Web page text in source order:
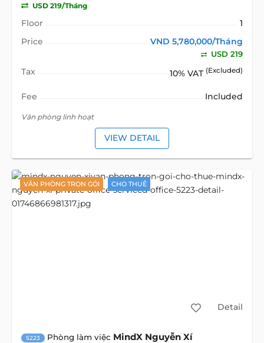
USD 219/Tháng
Floor
1
Price
VND 5,780,000/Tháng
USD 219
Tax 10% VAT (Excluded)
Fee Included
Văn phòng linh hoạt
VIEW DETAIL
VĂN PHÒNG TRỌN GÓI CHO THUÊ
Detail
5223 Phòng làm việc MindX Nguyễn Xí